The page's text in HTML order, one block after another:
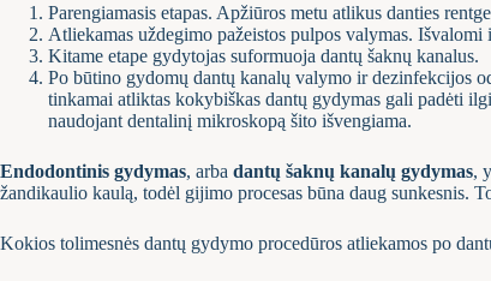
Parengiamasis etapas. Apžiūros metu atlikus danties
Atliekamas uždegimo pažeistos pulpos valymas.
Kitame etape gydytojas suformuoja dantų šaknų kanalus.
Po būtino gydomų dantų kanalų valymo ir dezinfekcijos
tinkamai atliktas kokybiškas dantų gydymas gali padėti
naudojant dentalinį mikroskopą šito išvengiama.
Endodontinis gydymas, arba dantų šaknų kanalų gydymas,
žandikaulio kaulą, todėl gijimo procesas būna daug sunkesnis.
Kokios tolimesnės dantų gydymo procedūros atliekamos po